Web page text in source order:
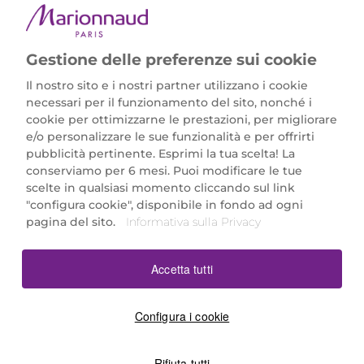
Marionnaud Parfumeries Italia S.r.l.
Largo Fiera Milano 5, 20017 Rho (MI)
REA Milano 1650024 con P.IVA 13425220152.
SCARICA LA NOSTRA APP
Gestione delle preferenze sui cookie
Il nostro sito e i nostri partner utilizzano i cookie
necessari per il funzionamento del sito, nonché i
cookie per ottimizzarne le prestazioni, per migliorare
e/o personalizzare le sue funzionalità e per offrirti
pubblicità pertinente. Esprimi la tua scelta! La
conserviamo per 6 mesi. Puoi modificare le tue
scelte in qualsiasi momento cliccando sul link
"configura cookie", disponibile in fondo ad ogni
pagina del sito.
Informativa sulla Privacy
Configura i cookie
Accetta tutti